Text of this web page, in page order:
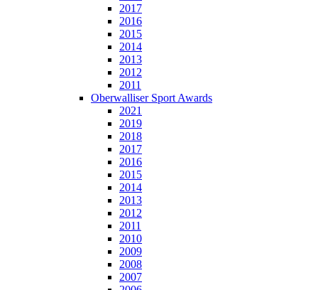
2017
2016
2015
2014
2013
2012
2011
Oberwalliser Sport Awards
2021
2019
2018
2017
2016
2015
2014
2013
2012
2011
2010
2009
2008
2007